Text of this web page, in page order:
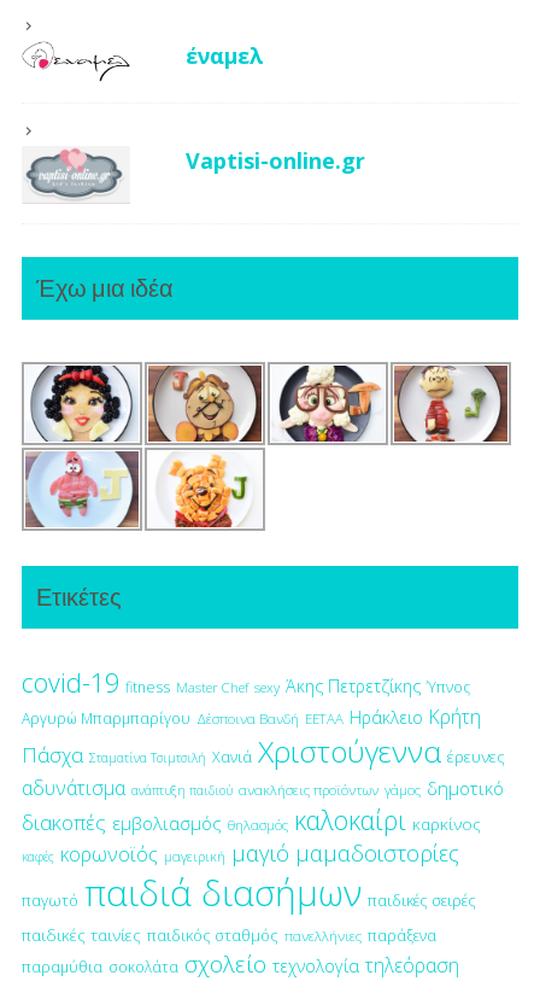
έναμελ
Vaptisi-online.gr
Έχω μια ιδέα
Ετικέτες
covid-19 fitness Master Chef sexy Άκης Πετρετζίκης Ύπνος
Αργυρώ Μπαρμπαρίγου Δέσποινα Βανδή ΕΕΤΑΑ Ηράκλειο Κρήτη
Πάσχα Σταματίνα Τσιμτσιλή Χανιά Χριστούγεννα έρευνες
αδυνάτισμα ανάπτυξη παιδιού ανακλήσεις προϊόντων γάμος δημοτικό
διακοπές εμβολιασμός θηλασμός καλοκαίρι καρκίνος
καφές κορωνοϊός μαγειρική μαγιό μαμαδοιστορίες
παγωτό παιδιά διασήμων παιδικές σειρές
παιδικές ταινίες παιδικός σταθμός πανελλήνιες παράξενα
παραμύθια σοκολάτα σχολείο τεχνολογία τηλεόραση